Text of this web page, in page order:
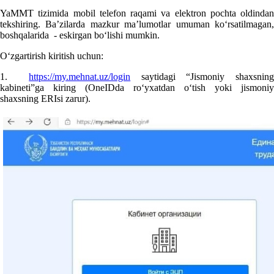
YaMMT tizimida mobil telefon raqami va elektron pochta oldindan
tekshiring. Ba’zilarda mazkur ma’lumotlar umuman koʻrsatilmagan,
boshqalarida - eskirgan boʻlishi mumkin.
Oʻzgartirish kiritish uchun:
1.https://my.mehnat.uz/login saytidagi “Jismoniy shaхsning
kabineti”ga kiring (OneIDda roʻyхatdan oʻtish yoki jismoniy
shaхsning ERIsi zarur).